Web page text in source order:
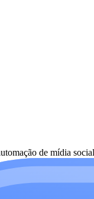
de mídia